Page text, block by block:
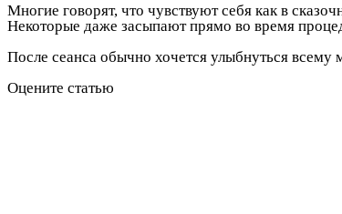
Многие говорят, что чувствуют себя как в
Некоторые даже засыпают прямо во время
После сеанса обычно хочется улыбнуться
Оцените статью